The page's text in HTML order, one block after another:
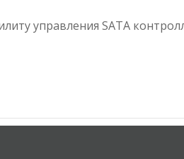
управления SATA